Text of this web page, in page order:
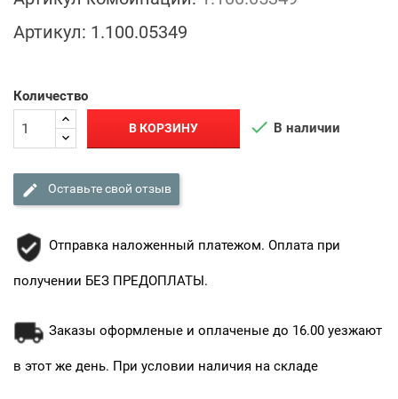
Артикул: 1.100.05349
Количество
В КОРЗИНУ  В наличии
Оставьте свой отзыв
Отправка наложенный платежом. Оплата при
получении БЕЗ ПРЕДОПЛАТЫ.
Заказы оформленые и оплаченые до 16.00 уезжают
в этот же день. При условии наличия на складе